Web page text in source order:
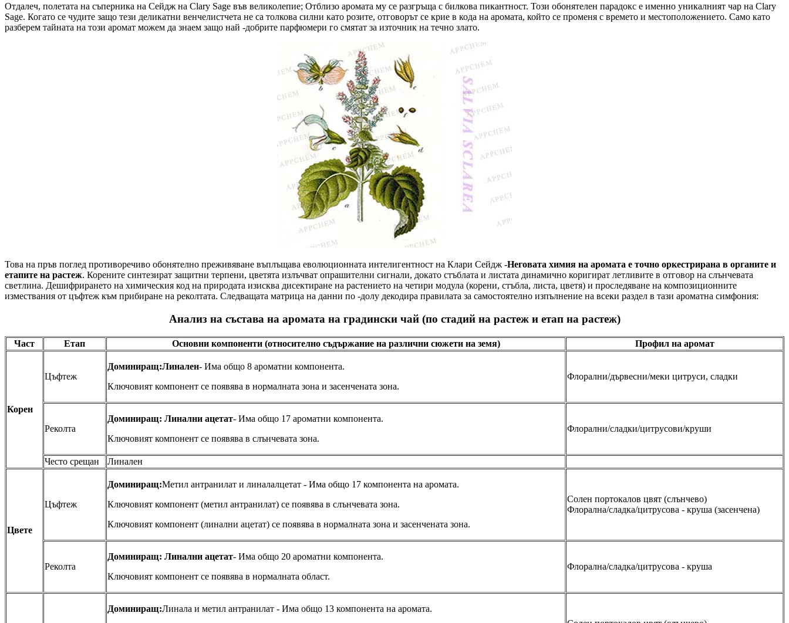
Отдалеч, полетата на съперника на Сейдж на Clary Sage във великолепие; Отблизо аромата му се разгръща с билкова пикантност. Този обонятелен парадокс е именно уникалният чар на Clary
Sage. Когато се чудите защо тези деликатни венчелистчета не са толкова силни като розите, отговорът се крие в кода на аромата, който се променя с времето и местоположението. Само като
разберем тайната на този аромат можем да знаем защо най -добрите парфюмери го смятат за източник на течно злато.
Това на пръв поглед противоречиво обонятелно преживяване въплъщава еволюционната интелигентност на Клари Сейдж -Неговата химия на аромата е точно оркестрирана в органите и
етапите на растеж. Корените синтезират защитни терпени, цветята излъчват опрашителни сигнали, докато стъблата и листата динамично коригират летливите в отговор на слънчевата
светлина. Дешифрирането на химическия код на природата изисква дисектиране на растението на четири модула (корени, стъбла, листа, цветя) и проследяване на композиционните
измествания от цъфтеж към прибиране на реколтата. Следващата матрица на данни по -долу декодира правилата за самостоятелно изпълнение на всеки раздел в тази ароматна симфония:
Анализ на състава на аромата на градински чай (по стадий на растеж и етап на растеж)
Част Етап Основни компоненти (относително съдържание на различни сюжети на земя) Профил на аромат
Корен
Цъфтеж
Доминиращ:Линален- Има общо 8 ароматни компонента.
Ключовият компонент се появява в нормалната зона и засенчената зона.
Флорални/дървесни/меки цитруси, сладки
Реколта
Доминиращ: Линални ацетат- Има общо 17 ароматни компонента.
Ключовият компонент се появява в слънчевата зона.
Флорални/сладки/цитрусови/круши
Често срещан Линален
Цвете
Цъфтеж
Доминиращ:Метил антранилат и линалалцетат - Има общо 17 компонента на аромата.
Ключовият компонент (метил антранилат) се появява в слънчевата зона.
Ключовият компонент (линални ацетат) се появява в нормалната зона и засенчената зона.
Солен портокалов цвят (слънчево)
Флорална/сладка/цитрусова - круша (засенчена)
Реколта
Доминиращ: Линални ацетат- Има общо 20 ароматни компонента.
Ключовият компонент се появява в нормалната област.
Флорална/сладка/цитрусова - круша
Доминиращ:Линала и метил антранилат - Има общо 13 компонента на аромата.